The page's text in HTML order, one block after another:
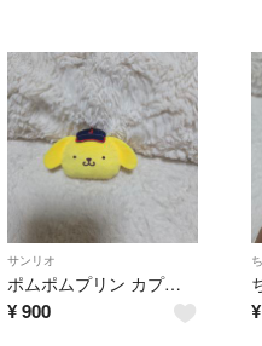
サンリオ
ポムポムプリン カプセルトイ
¥900 ¥